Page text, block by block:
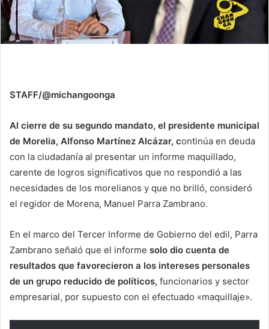
STAFF/@michangoonga
Al cierre de su segundo mandato, el presidente municipal
de Morelia, Alfonso Martínez Alcázar, continúa en deuda
con la ciudadanía al presentar un informe maquillado,
carente de logros significativos que no respondió a las
necesidades de los morelianos y que no brilló, consideró
el regidor de Morena, Manuel Parra Zambrano.
En el marco del Tercer Informe de Gobierno del edil, Parra
Zambrano señaló que el informe solo dio cuenta de
resultados que favorecieron a los intereses personales
de un grupo reducido de políticos, funcionarios y sector
empresarial, por supuesto con el efectuado «maquillaje».